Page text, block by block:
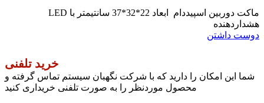
ماكت دوربين اسپيددام ابعاد 22*32*37 سانتيمتر با LED
هشداردهنده
دوست داشتن
خرید تلفنی
شما این امکان را دارید که با شرکت نگهبان سیستم تماس گرفته و
محصول موردنظر را به صورت تلفنی خریداری کنید